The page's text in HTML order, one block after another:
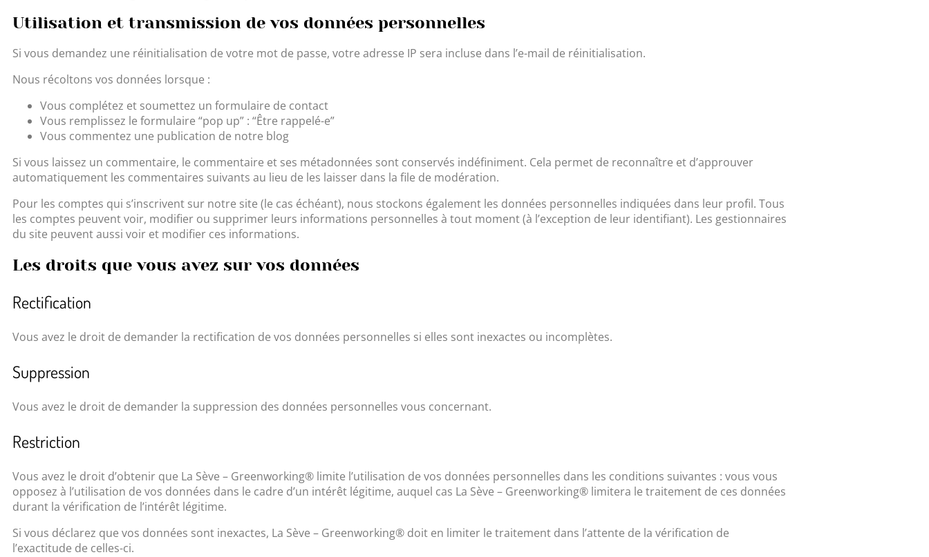
Utilisation et transmission de vos données personnelles
Si vous demandez une réinitialisation de votre mot de passe, votre adresse IP sera incluse dans l’e-mail de réinitialisation.
Nous récoltons vos données lorsque :
Vous complétez et soumettez un formulaire de contact
Vous remplissez le formulaire “pop up” : “Être rappelé-e”
Vous commentez une publication de notre blog
Si vous laissez un commentaire, le commentaire et ses métadonnées sont conservés indéfiniment. Cela permet de reconnaître et d’approuver
automatiquement les commentaires suivants au lieu de les laisser dans la file de modération.
Pour les comptes qui s’inscrivent sur notre site (le cas échéant), nous stockons également les données personnelles indiquées dans leur profil. Tous
les comptes peuvent voir, modifier ou supprimer leurs informations personnelles à tout moment (à l’exception de leur identifiant). Les gestionnaires
du site peuvent aussi voir et modifier ces informations.
Les droits que vous avez sur vos données
Rectification
Vous avez le droit de demander la rectification de vos données personnelles si elles sont inexactes ou incomplètes.
Suppression
Vous avez le droit de demander la suppression des données personnelles vous concernant.
Restriction
Vous avez le droit d’obtenir que La Sève – Greenworking® limite l’utilisation de vos données personnelles dans les conditions suivantes : vous vous
opposez à l’utilisation de vos données dans le cadre d’un intérêt légitime, auquel cas La Sève – Greenworking® limitera le traitement de ces données
durant la vérification de l’intérêt légitime.
Si vous déclarez que vos données sont inexactes, La Sève – Greenworking® doit en limiter le traitement dans l’attente de la vérification de
l’exactitude de celles-ci.